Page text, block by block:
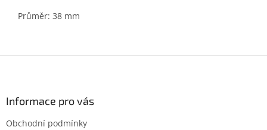
Průměr: 38 mm
Informace pro vás
Obchodní podmínky